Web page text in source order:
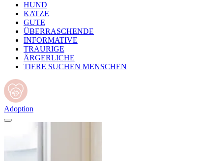
HUND
KATZE
GUTE
ÜBERRASCHENDE
INFORMATIVE
TRAURIGE
ÄRGERLICHE
TIERE SUCHEN MENSCHEN
Adoption